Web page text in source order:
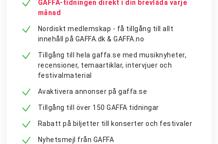
GAFFA-tidningen direkt i din brevlåda varje
månad
Nordiskt medlemskap - få tillgång till allt
innehåll på GAFFA.dk & GAFFA.no
Tillgång till hela gaffa.se med musiknyheter,
recensioner, temaartiklar, intervjuer och
festivalmaterial
Avaktivera annonser på gaffa.se
Tillgång till över 150 GAFFA tidningar
Rabatt på biljetter till konserter och festivaler
Nyhetsmejl från GAFFA